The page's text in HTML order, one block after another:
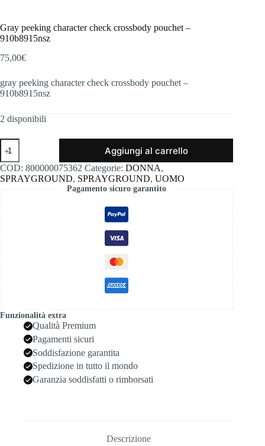
Gray peeking character check crossbody pouchet –
910b8915nsz
75,00€
gray peeking character check crossbody pouchet –
910b8915nsz
2 disponibili
Gray
peeking
character
check
crossbody
Aggiungi al carrello
COD: 800000075362 Categorie: DONNA,
SPRAYGROUND, SPRAYGROUND, UOMO
Pagamento sicuro garantito
Funzionalità extra
Qualità Premium
Pagamenti sicuri
Soddisfazione garantita
Spedizione in tutto il mondo
Garanzia soddisfatti o rimborsati
Descrizione